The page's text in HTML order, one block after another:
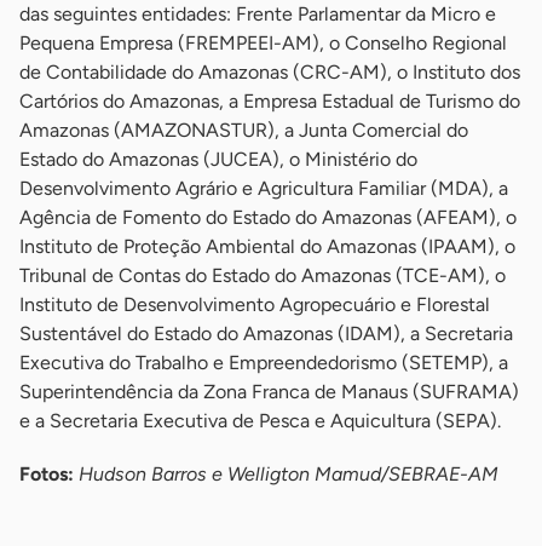
das seguintes entidades: Frente Parlamentar da Micro e
Pequena Empresa (FREMPEEI-AM), o Conselho Regional
de Contabilidade do Amazonas (CRC-AM), o Instituto dos
Cartórios do Amazonas, a Empresa Estadual de Turismo do
Amazonas (AMAZONASTUR), a Junta Comercial do
Estado do Amazonas (JUCEA), o Ministério do
Desenvolvimento Agrário e Agricultura Familiar (MDA), a
Agência de Fomento do Estado do Amazonas (AFEAM), o
Instituto de Proteção Ambiental do Amazonas (IPAAM), o
Tribunal de Contas do Estado do Amazonas (TCE-AM), o
Instituto de Desenvolvimento Agropecuário e Florestal
Sustentável do Estado do Amazonas (IDAM), a Secretaria
Executiva do Trabalho e Empreendedorismo (SETEMP), a
Superintendência da Zona Franca de Manaus (SUFRAMA)
e a Secretaria Executiva de Pesca e Aquicultura (SEPA).
Fotos: Hudson Barros e Welligton Mamud/SEBRAE-AM